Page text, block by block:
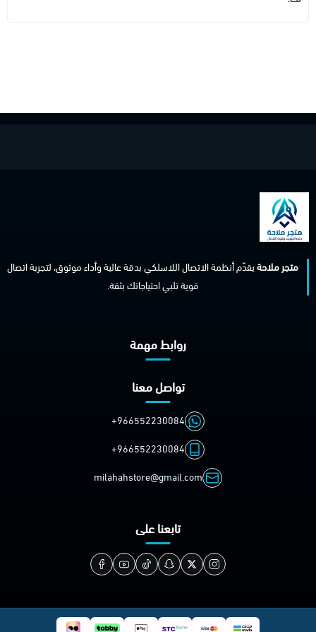
متجر ملاحةيقدّم أنظمة الاتصال اللاسلكي بدقة عالية وأداء موثوق، لتجربة اتصال
قوية تلبي احتياجاتك بثقة.
روابط مهمة
تواصل معنا
+966552230084
+966552230084
milahahstore@gmail.com
تابعنا على